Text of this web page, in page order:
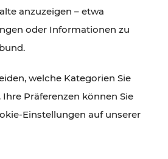
anzuzeigen – etwa
oder Informationen zu
welche Kategorien Sie
Präferenzen können Sie
Einstellungen auf unserer